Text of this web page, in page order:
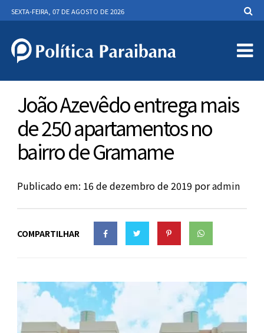
SEXTA-FEIRA, 07 DE AGOSTO DE 2026
João Azevêdo entrega mais
de 250 apartamentos no
bairro de Gramame
Publicado em: 16 de dezembro de 2019 poradmin
COMPARTILHAR